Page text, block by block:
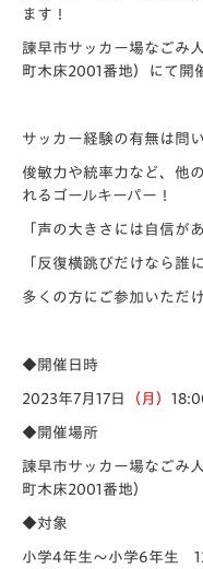
ます！
諫早市サッカー場なごみ
町木床2001番地）にて開
サッカー経験の有無は問
俊敏力や統率力など、他
れるゴールキーパー！
「声の大きさには自信があ
「反復横跳びだけなら誰
多くの方にご参加いただ
◆開催日時
2023年7月17日 （月）
◆開催場所
諫早市サッカー場なごみ
町木床2001番地）
◆対象
小学4年生～小学6年生